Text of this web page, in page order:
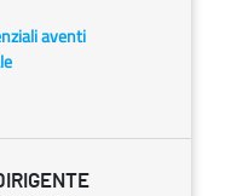
aventi